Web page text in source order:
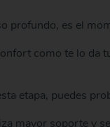
profundo, es el
como te lo da
etapa, puedes
mayor soporte y